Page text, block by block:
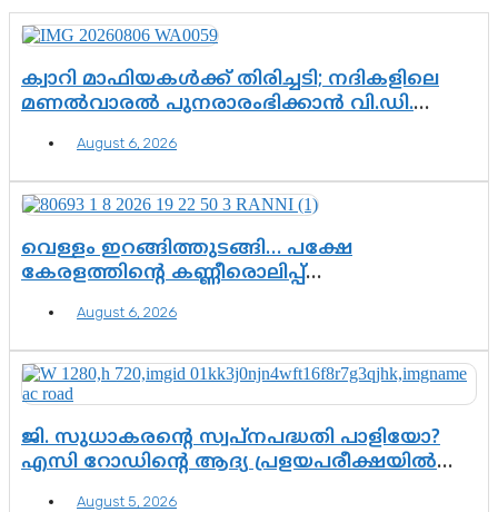
ക്വാറി മാഫിയകൾക്ക് തിരിച്ചടി; നദികളിലെ
മണൽവാരൽ പുനരാരംഭിക്കാൻ വി.ഡി.
August 6, 2026
വെള്ളം ഇറങ്ങിത്തുടങ്ങി… പക്ഷേ
കേരളത്തിന്റെ കണ്ണീരൊലിപ്പ്
August 6, 2026
ജി. സുധാകരന്റെ സ്വപ്നപദ്ധതി പാളിയോ?
എസി റോഡിന്റെ ആദ്യ പ്രളയപരീക്ഷയിൽ
August 5, 2026